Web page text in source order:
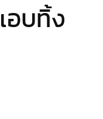
อบทิ้ง